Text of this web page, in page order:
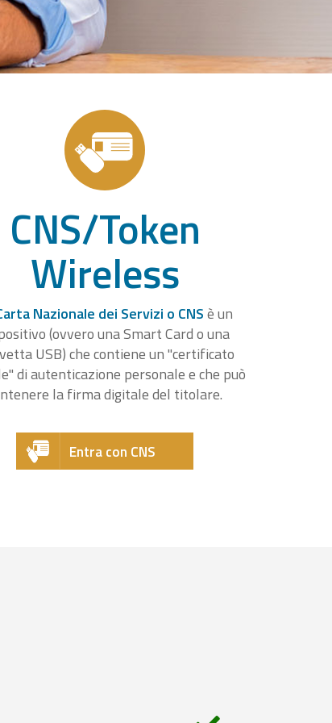
CNS/Token
Wireless
Nazionale dei Servizi o CNSè un
(ovvero una Smart Card o una
USB) che contiene un "certificato
di autenticazione personale e che può
la firma digitale del titolare.
Entra con CNS